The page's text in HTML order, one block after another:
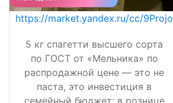
https://market.yandex.ru/cc/9Projo
5 кг спагетти высшего сорта
по ГОСТ от «Мельника» по
распродажной цене — это не
паста, это инвестиция в